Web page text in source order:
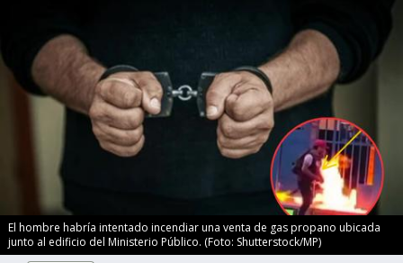
El hombre habría intentado incendiar una venta de gas propano ubicada
junto al edificio del Ministerio Público. (Foto: Shutterstock/MP)